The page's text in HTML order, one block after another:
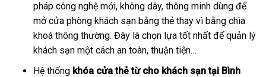
pháp công nghệ mới, không dây, thông minh dùng để
mở cửa phòng khách sạn bằng thẻ thay vì bằng chìa
khoá thông thường. Đây là chọn lựa tốt nhất để quản lý
khách sạn một cách an toàn, thuận tiện…
Hệ thống khóa cửa thẻ từ cho khách sạn tại Bình